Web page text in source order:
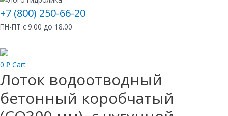
+7 (800) 250-66-20
ПН-ПТ с 9.00 до 18.00
0 ₽ Cart
Лоток водоотводный
бетонный коробчатый